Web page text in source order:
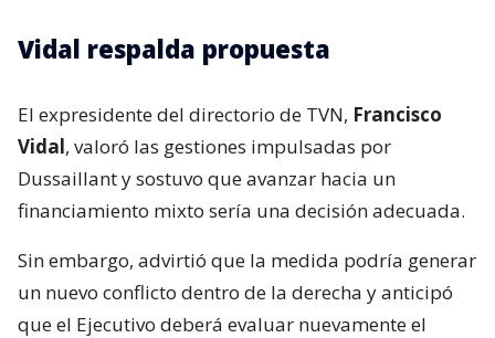
Vidal respalda propuesta
El expresidente del directorio de TVN, Francisco
Vidal, valoró las gestiones impulsadas por
Dussaillant y sostuvo que avanzar hacia un
financiamiento mixto sería una decisión adecuada.
Sin embargo, advirtió que la medida podría generar
un nuevo conflicto dentro de la derecha y anticipó
que el Ejecutivo deberá evaluar nuevamente el